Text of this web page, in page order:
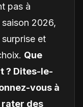
pas à
2026,
et
Que
? Dites-le-
vous à
rater des